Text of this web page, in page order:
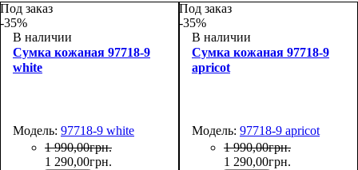
25*17*10
25*17*10
Под заказ
-35%
В наличии
Сумка кожаная 97718-9
white
Модель: 97718-9 white
1 990,00грн.
1 290,00грн.
Под заказ
-35%
В наличии
Сумка кожаная 97718-9
apricot
Модель: 97718-9 apricot
1 990,00грн.
1 290,00грн.